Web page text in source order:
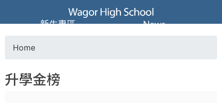
Jump to navigation
葳
格
高
o
Home
升學金榜
新生專區 News